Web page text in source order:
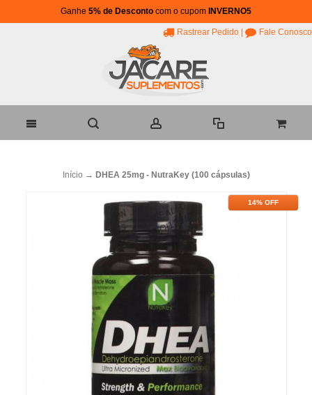
Ganhe 5% de Desconto com o cupom INVERNO5
Rastrear Pedido Fale Conosco
Início → DHEA 25mg - NutraKey (100 cápsulas)
14% OFF